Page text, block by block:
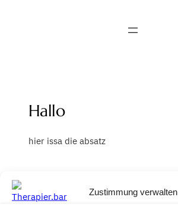
Zustimmung verwalten
Hallo
hier issa die absatz